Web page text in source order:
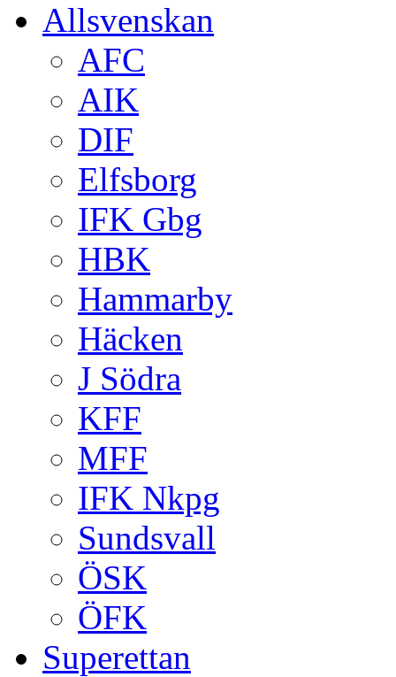
Allsvenskan
AFC
AIK
DIF
Elfsborg
IFK Gbg
HBK
Hammarby
Häcken
J Södra
KFF
MFF
IFK Nkpg
Sundsvall
ÖSK
ÖFK
Superettan